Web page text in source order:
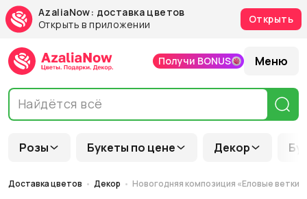
AzaliaNow: доставка цветов
Открыть в приложении
Открыть
Розы Букеты по цене Декор
Получи BONUS Меню
Доставка цветов Декор Новогодняя композиция «Еловые ветки